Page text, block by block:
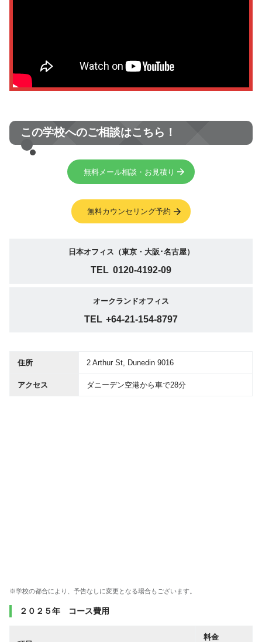
この学校へのご相談はこちら！
無料メール相談・お見積り
無料カウンセリング予約
日本オフィス（東京・大阪･名古屋）
TEL 0120-4192-09
オークランドオフィス
TEL +64-21-154-8797
住所 2 Arthur St, Dunedin 9016
アクセス ダニーデン空港から車で28分
※学校の都合により、予告なしに変更となる場合もございます。
２０２５年 コース費用
料金